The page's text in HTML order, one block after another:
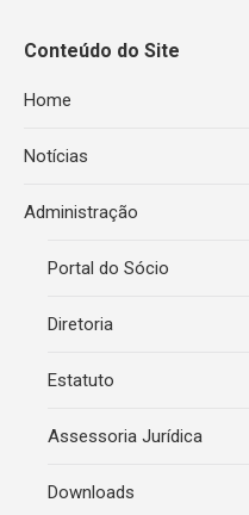
Conteúdo do Site
Home
Notícias
Administração
Portal do Sócio
Diretoria
Estatuto
Assessoria Jurídica
Downloads